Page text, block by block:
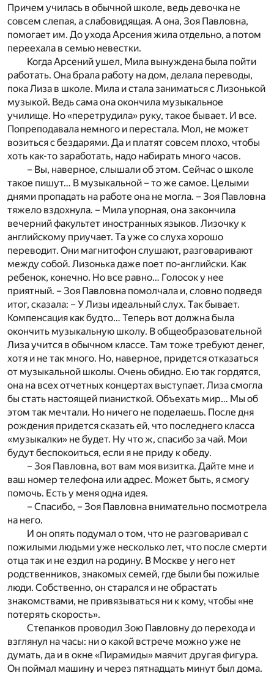
Причем училась в обычной школе, ведь девочка не
совсем слепая, а слабовидящая. А она, Зоя Павловна,
помогает им. До ухода Арсения жила отдельно, а потом
переехала в семью невестки.
Когда Арсений ушел, Мила вынуждена была пойти
работать. Она брала работу на дом, делала переводы,
пока Лиза в школе. Мила и стала заниматься с Лизонькой
музыкой. Ведь сама она окончила музыкальное
училище. Но «перетрудила» руку, такое бывает. И все.
Попреподавала немного и перестала. Мол, не может
возиться с бездарями. Да и платят совсем плохо, чтобы
хоть как-то заработать, надо набирать много часов.
– Вы, наверное, слышали об этом. Сейчас о школе
такое пишут… В музыкальной – то же самое. Целыми
днями пропадать на работе она не могла. – Зоя Павловна
тяжело вздохнула. – Мила упорная, она закончила
вечерний факультет иностранных языков. Лизочку к
английскому приучает. Та уже со слуха хорошо
переводит. Они магнитофон слушают, разговаривают
между собой. Лизонька даже поет по-английски. Как
ребенок, конечно. Но все равно… Голосок у нее
приятный. – Зоя Павловна помолчала и, словно подведя
итог, сказала: – У Лизы идеальный слух. Так бывает.
Компенсация как будто… Теперь вот должна была
окончить музыкальную школу. В общеобразовательной
Лиза учится в обычном классе. Там тоже требуют денег,
хотя и не так много. Но, наверное, придется отказаться
от музыкальной школы. Очень обидно. Ею так гордятся,
она на всех отчетных концертах выступает. Лиза смогла
бы стать настоящей пианисткой. Объехать мир… Мы об
этом так мечтали. Но ничего не поделаешь. После дня
рождения придется сказать ей, что последнего класса
«музыкалки» не будет. Ну что ж, спасибо за чай. Мои
будут беспокоиться, если я не приду к обеду.
– Зоя Павловна, вот вам моя визитка. Дайте мне и
ваш номер телефона или адрес. Может быть, я смогу
помочь. Есть у меня одна идея.
– Спасибо, – Зоя Павловна внимательно посмотрела
на него.
И он опять подумал о том, что не разговаривал с
пожилыми людьми уже несколько лет, что после смерти
отца так и не ездил на родину. В Москве у него нет
родственников, знакомых семей, где были бы пожилые
люди. Собственно, он старался и не обрастать
знакомствами, не привязываться ни к кому, чтобы «не
потерять скорость».
Степанков проводил Зою Павловну до перехода и
взглянул на часы: ни о какой встрече можно уже не
думать, да и в окне «Пирамиды» маячит другая фигура.
Он поймал машину и через пятнадцать минут был дома.